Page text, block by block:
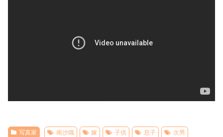
写真家 南沙織 嫁 子供 息子
次男